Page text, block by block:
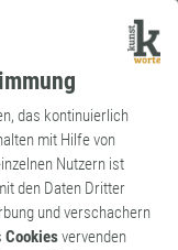
das kontinuierlich
mit Hilfe von
Nutzern ist
den Daten Dritter
und verschachern
Cookiesvervenden
Archaismus